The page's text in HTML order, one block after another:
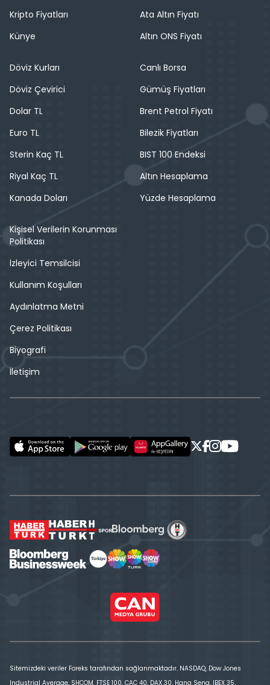
Kripto Fiyatları
Künye
Ata Altın Fiyatı
Altın ONS Fiyatı
Döviz Kurları
Döviz Çevirici
Dolar TL
Euro TL
Sterin Kaç TL
Riyal Kaç TL
Kanada Doları
Canlı Borsa
Gümüş Fiyatları
Brent Petrol Fiyatı
Bilezik Fiyatları
BIST 100 Endeksi
Altın Hesaplama
Yüzde Hesaplama
Kişisel Verilerin Korunması
Politikası
İzleyici Temsilcisi
Kullanım Koşulları
Aydınlatma Metni
Çerez Politikası
Biyografi
İletişim
Sitemizdeki veriler Foreks tarafından sağlanmaktadır. NASDAQ, Dow Jones
Industrial Average, SHCOM, FTSE 100, CAC 40, DAX 30, Hang Seng, IBEX 35,